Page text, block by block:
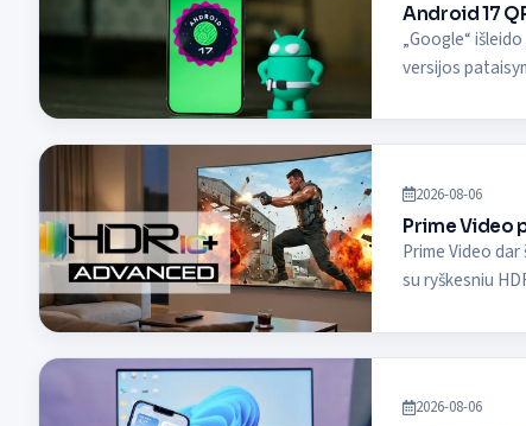
Android 17
„Google“
versijos
2026-08-06
Prime Video
Prime Video
su ryškesniu
2026-08-06